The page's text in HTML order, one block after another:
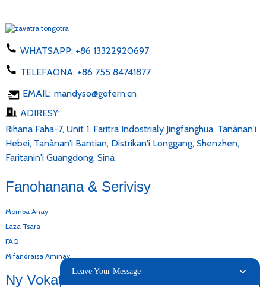
WHATSAPP: +86 13322920697
TELEFAONA: +86 755 84741877
EMAIL: mandyso@gofern.cn
ADIRESY:
Rihana Faha-7, Unit 1, Faritra Indostrialy Jingfanghua, Tanànan'i
Hebei, Tanànan'i Bantian, Distrikan'i Longgang, Shenzhen,
Faritanin'i Guangdong, Sina
Fanohanana & Serivisy
Momba Anay
Laza Tsara
FAQ
Mifandraisa Aminay
Ny Vokatray
Leave Your Message